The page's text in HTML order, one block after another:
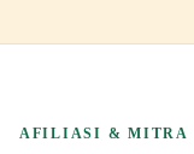
AFILIASI & MITRA